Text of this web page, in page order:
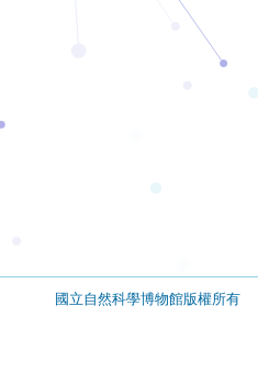
國立自然科學博物館版權所有